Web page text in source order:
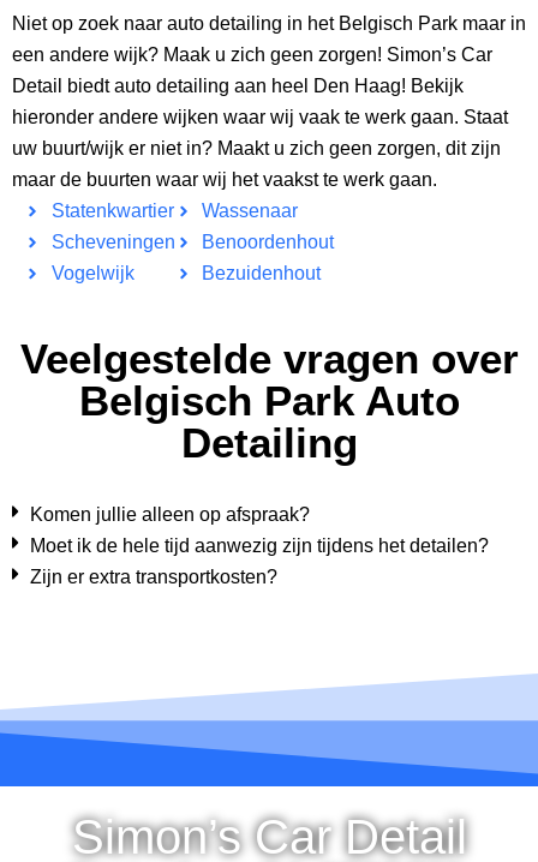
Niet op zoek naar auto detailing in het Belgisch Park maar in
een andere wijk? Maak u zich geen zorgen! Simon’s Car
Detail biedt auto detailing aan heel Den Haag! Bekijk
hieronder andere wijken waar wij vaak te werk gaan. Staat
uw buurt/wijk er niet in? Maakt u zich geen zorgen, dit zijn
maar de buurten waar wij het vaakst te werk gaan.
Statenkwartier
Scheveningen
Vogelwijk
Wassenaar
Benoordenhout
Bezuidenhout
Veelgestelde vragen over
Belgisch Park Auto
Detailing
Komen jullie alleen op afspraak?
Moet ik de hele tijd aanwezig zijn tijdens het detailen?
Zijn er extra transportkosten?
Simon’s Car Detail